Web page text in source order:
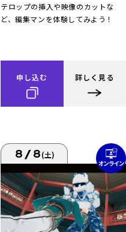
テロップの挿入や映像のカットな
ど、編集マンを体験してみよう！
申し込む 詳しく見る
8/8(土)